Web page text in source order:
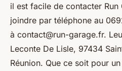
il est facile de contacter
joindre par téléphone au
à contact@run-garage.fr.
Leconte De Lisle, 97434
Réunion. Que ce soit pour